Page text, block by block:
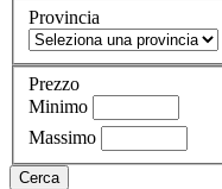
Provincia
Prezzo
Minimo
Massimo
Cerca